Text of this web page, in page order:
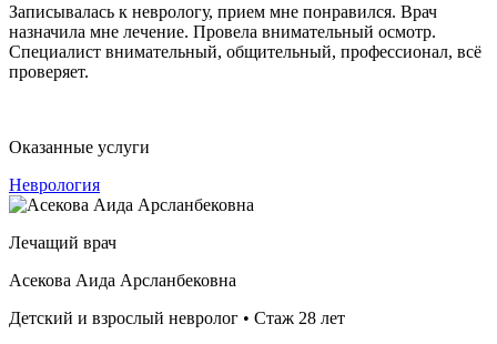
Записывалась к неврологу, прием мне понравился. Врач
назначила мне лечение. Провела внимательный осмотр.
Специалист внимательный, общительный, профессионал, всё
проверяет.
Оказанные услуги
Неврология
Лечащий врач
Асекова Аида Арсланбековна
Детский и взрослый невролог • Стаж 28 лет